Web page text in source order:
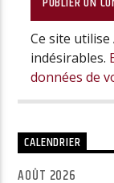
Ce site
indésirables.
données de
CALENDRIER
AOÛT 2026